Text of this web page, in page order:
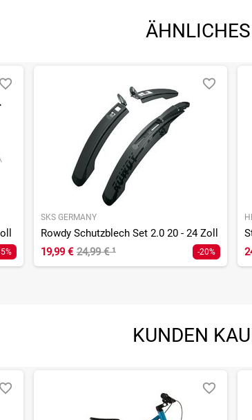
SKS GERMANY
Rowdy Schutzblech Set 2.0 20 - 24 Zoll
19,99 € 24,99 €¹ -20%
KUNDEN